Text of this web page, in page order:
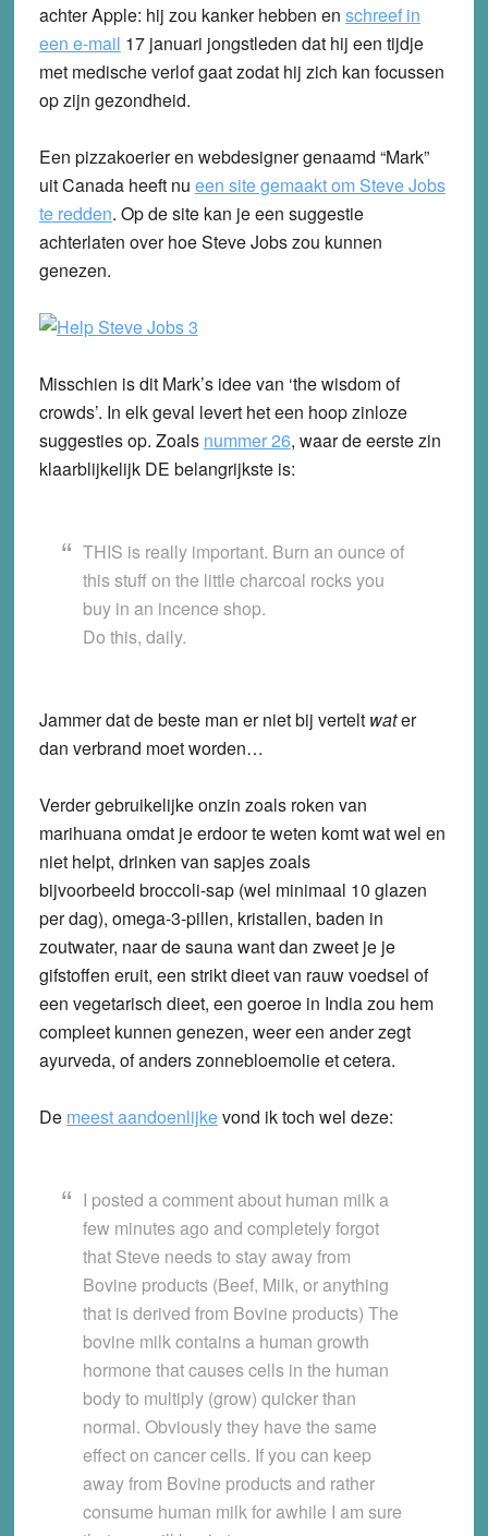
achter Apple: hij zou kanker hebben en schreef in
een e-mail 17 januari jongstleden dat hij een tijdje
met medische verlof gaat zodat hij zich kan focussen
op zijn gezondheid.
Een pizzakoerier en webdesigner genaamd “Mark”
uit Canada heeft nu een site gemaakt om Steve Jobs
te redden. Op de site kan je een suggestie
achterlaten over hoe Steve Jobs zou kunnen
genezen.
Misschien is dit Mark’s idee van ‘the wisdom of
crowds’. In elk geval levert het een hoop zinloze
suggesties op. Zoals nummer 26, waar de eerste zin
klaarblijkelijk DE belangrijkste is:
THIS is really important. Burn an ounce of
this stuff on the little charcoal rocks you
buy in an incence shop.
Do this, daily.
Jammer dat de beste man er niet bij vertelt water
dan verbrand moet worden…
Verder gebruikelijke onzin zoals roken van
marihuana omdat je erdoor te weten komt wat wel en
niet helpt, drinken van sapjes zoals
bijvoorbeeld broccoli-sap (wel minimaal 10 glazen
per dag), omega-3-pillen, kristallen, baden in
zoutwater, naar de sauna want dan zweet je je
gifstoffen eruit, een strikt dieet van rauw voedsel of
een vegetarisch dieet, een goeroe in India zou hem
compleet kunnen genezen, weer een ander zegt
ayurveda, of anders zonnebloemolie et cetera.
De meest aandoenlijkevond ik toch wel deze:
I posted a comment about human milk a
few minutes ago and completely forgot
that Steve needs to stay away from
Bovine products (Beef, Milk, or anything
that is derived from Bovine products) The
bovine milk contains a human growth
hormone that causes cells in the human
body to multiply (grow) quicker than
normal. Obviously they have the same
effect on cancer cells. If you can keep
away from Bovine products and rather
consume human milk for awhile I am sure